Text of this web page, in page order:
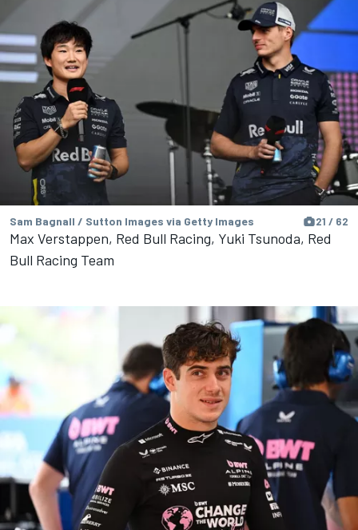
Sam Bagnall / Sutton Images via Getty Images 21 / 62
Max Verstappen, Red Bull Racing, Yuki Tsunoda, Red
Bull Racing Team